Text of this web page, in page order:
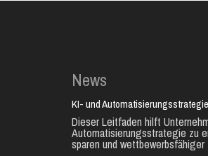
News
KI- und
Dieser Leitfaden hilft
Automatisierungsstrategie zu
sparen und wettbewerbsfähiger